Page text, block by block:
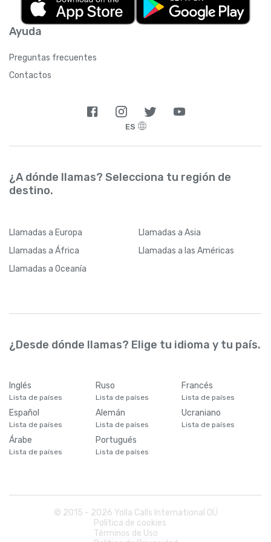
Ayuda
Preguntas frecuentes
Contactos
ES
¿A dónde llamas? Selecciona tu región de
destino.
Llamadas a Europa Llamadas a Asia
Llamadas a África Llamadas a las Américas
Llamadas a Oceanía
¿Desde dónde llamas? Elige tu idioma y tu país.
Inglés
Lista de países
Ruso
Lista de países
Francés
Lista de países
Español
Lista de países
Alemán
Lista de países
Ucraniano
Lista de países
Árabe
Lista de países
Portugués
Lista de países
© 2015 - 2026 Yolla Calls International OÜ
Política de cookies
Términos de Uso